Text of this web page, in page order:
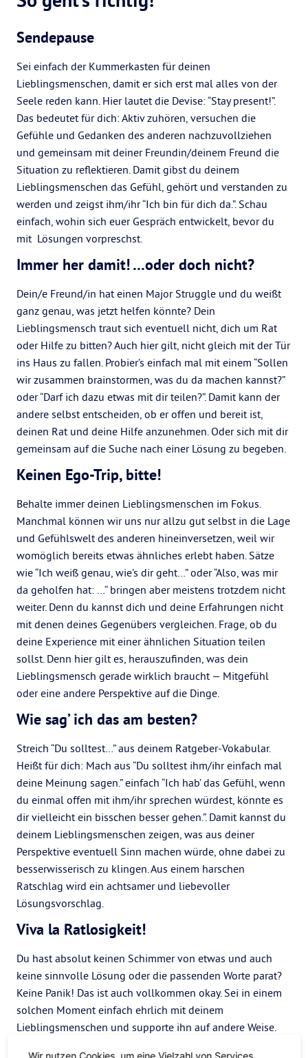
Sendepause
Sei einfach der Kummerkasten für deinen
Lieblingsmenschen, damit er sich erst mal alles von der
Seele reden kann. Hier lautet die Devise: “Stay present!”.
Das bedeutet für dich: Aktiv zuhören, versuchen die
Gefühle und Gedanken des anderen nachzuvollziehen
und gemeinsam mit deiner Freundin/deinem Freund die
Situation zu reflektieren. Damit gibst du deinem
Lieblingsmenschen das Gefühl, gehört und verstanden zu
werden und zeigst ihm/ihr “Ich bin für dich da.”. Schau
einfach, wohin sich euer Gespräch entwickelt, bevor du
mit Lösungen vorpreschst.
Immer her damit! …oder doch nicht?
Dein/e Freund/in hat einen Major Struggle und du weißt
ganz genau, was jetzt helfen könnte? Dein
Lieblingsmensch traut sich eventuell nicht, dich um Rat
oder Hilfe zu bitten? Auch hier gilt, nicht gleich mit der Tür
ins Haus zu fallen. Probier’s einfach mal mit einem “Sollen
wir zusammen brainstormen, was du da machen kannst?”
oder “Darf ich dazu etwas mit dir teilen?”. Damit kann der
andere selbst entscheiden, ob er offen und bereit ist,
deinen Rat und deine Hilfe anzunehmen. Oder sich mit dir
gemeinsam auf die Suche nach einer Lösung zu begeben.
Keinen Ego-Trip, bitte!
Behalte immer deinen Lieblingsmenschen im Fokus.
Manchmal können wir uns nur allzu gut selbst in die Lage
und Gefühlswelt des anderen hineinversetzen, weil wir
womöglich bereits etwas ähnliches erlebt haben. Sätze
wie “Ich weiß genau, wie’s dir geht…” oder “Also, was mir
da geholfen hat: …“ bringen aber meistens trotzdem nicht
weiter. Denn du kannst dich und deine Erfahrungen nicht
mit denen deines Gegenübers vergleichen. Frage, ob du
deine Experience mit einer ähnlichen Situation teilen
sollst. Denn hier gilt es, herauszufinden, was dein
Lieblingsmensch gerade wirklich braucht — Mitgefühl
oder eine andere Perspektive auf die Dinge.
Wie sag’ ich das am besten?
Streich “Du solltest…” aus deinem Ratgeber-Vokabular.
Heißt für dich: Mach aus “Du solltest ihm/ihr einfach mal
deine Meinung sagen.” einfach “Ich hab’ das Gefühl, wenn
du einmal offen mit ihm/ihr sprechen würdest, könnte es
dir vielleicht ein bisschen besser gehen.”. Damit kannst du
deinem Lieblingsmenschen zeigen, was aus deiner
Perspektive eventuell Sinn machen würde, ohne dabei zu
besserwisserisch zu klingen. Aus einem harschen
Ratschlag wird ein achtsamer und liebevoller
Lösungsvorschlag.
Viva la Ratlosigkeit!
Du hast absolut keinen Schimmer von etwas und auch
keine sinnvolle Lösung oder die passenden Worte parat?
Keine Panik! Das ist auch vollkommen okay. Sei in einem
solchen Moment einfach ehrlich mit deinem
Lieblingsmenschen und supporte ihn auf andere Weise.
Wir nutzen Cookies, um eine Vielzahl von Services